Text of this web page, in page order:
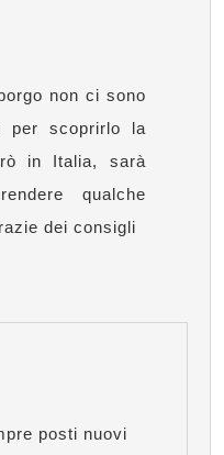
non ci sono
per scoprirlo la
in Italia, sarà
qualche
dei consigli
posti nuovi